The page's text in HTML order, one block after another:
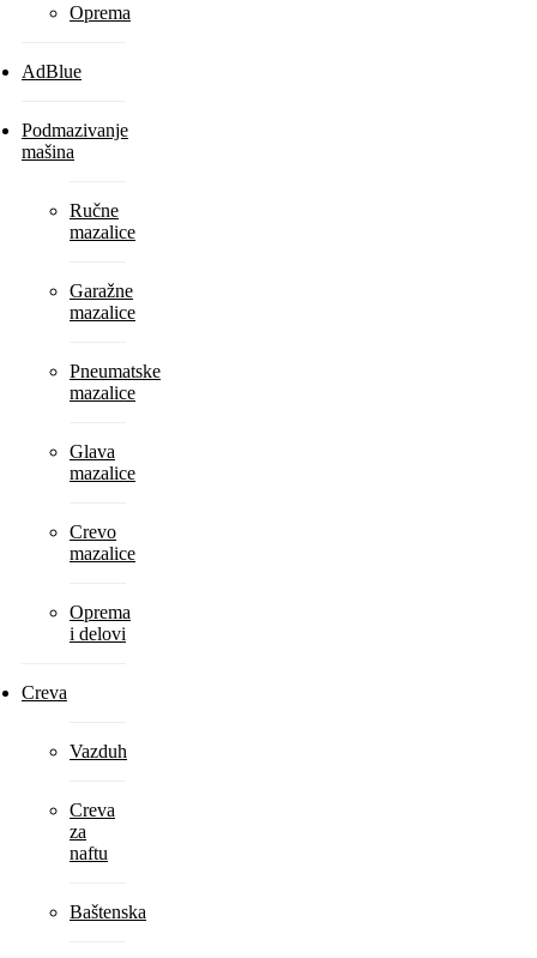
Oprema
AdBlue
Podmazivanje
mašina
Ručne
mazalice
Garažne
mazalice
Pneumatske
mazalice
Glava
mazalice
Crevo
mazalice
Oprema
i delovi
Creva
Vazduh
Creva
za
naftu
Baštenska